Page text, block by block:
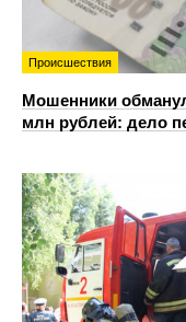
Происшествия
Мошенники
млн рублей: дело